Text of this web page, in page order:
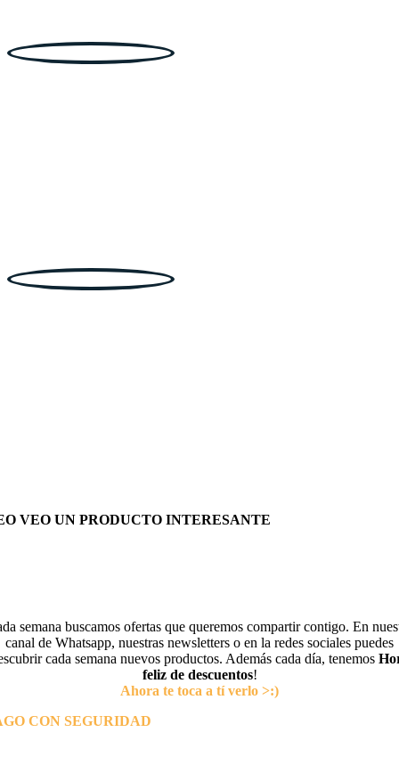
VEO UN PRODUCTO INTERESANTE
semana buscamos ofertas que queremos compartir contigo. En
canal de Whatsapp, nuestras newsletters o en la redes sociales puedes
cada semana nuevos productos. Además cada día, tenemos
feliz de descuentos!
Ahora te toca a tí verlo >:)
CON SEGURIDAD